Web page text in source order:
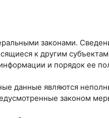
законами.
к другим
и порядок ее
данные являются
законом